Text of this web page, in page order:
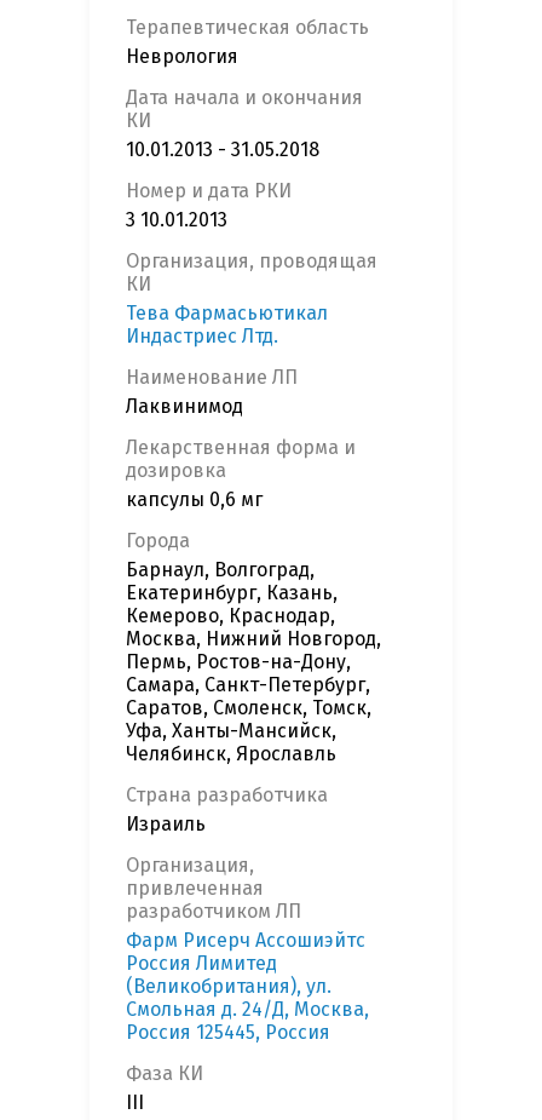
Терапевтическая область
Неврология
Дата начала и окончания
КИ
10.01.2013 - 31.05.2018
Номер и дата РКИ
3 10.01.2013
Организация, проводящая
КИ
Тева Фармасьютикал
Индастриес Лтд.
Наименование ЛП
Лаквинимод
Лекарственная форма и
дозировка
капсулы 0,6 мг
Города
Барнаул, Волгоград,
Екатеринбург, Казань,
Кемерово, Краснодар,
Москва, Нижний Новгород,
Пермь, Ростов-на-Дону,
Самара, Санкт-Петербург,
Саратов, Смоленск, Томск,
Уфа, Ханты-Мансийск,
Челябинск, Ярославль
Страна разработчика
Израиль
Организация,
привлеченная
разработчиком ЛП
Фарм Рисерч Ассошиэйтс
Россия Лимитед
(Великобритания), ул.
Смольная д. 24/Д, Москва,
Россия 125445, Россия
Фаза КИ